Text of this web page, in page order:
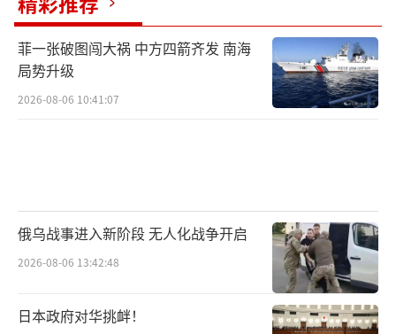
菲一张破图闯大祸 中方四箭齐发 南海
局势升级
2026-08-06 10:41:07
俄乌战事进入新阶段 无人化战争开启
2026-08-06 13:42:48
日本政府对华挑衅！